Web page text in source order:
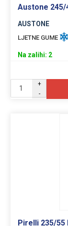
Austone 245/
AUSTONE
LJETNE GUME
Na zalihi: 2
+
-
Pirelli 235/55